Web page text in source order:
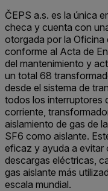
ČEPS a.s. es la única
checa y cuenta con
otorgada por la Oficina
conforme al Acta de
del mantenimiento y
un total 68
desde el sistema de
todos los interruptores
corriente,
aislamiento de gas de
SF6 como aislante.
eficaz y ayuda a evitar
descargas eléctricas,
gas aislante más
escala mundial.